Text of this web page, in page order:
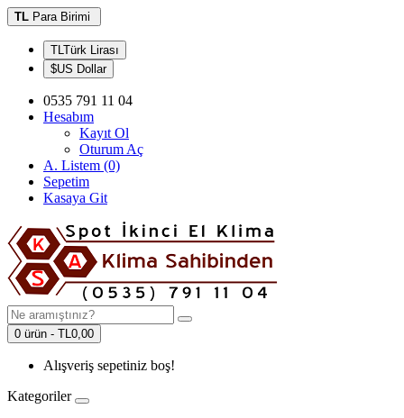
TL Para Birimi
TLTürk Lirası
$US Dollar
0535 791 11 04
Hesabım
Kayıt Ol
Oturum Aç
A. Listem (0)
Sepetim
Kasaya Git
0 ürün - TL0,00
Alışveriş sepetiniz boş!
Kategoriler